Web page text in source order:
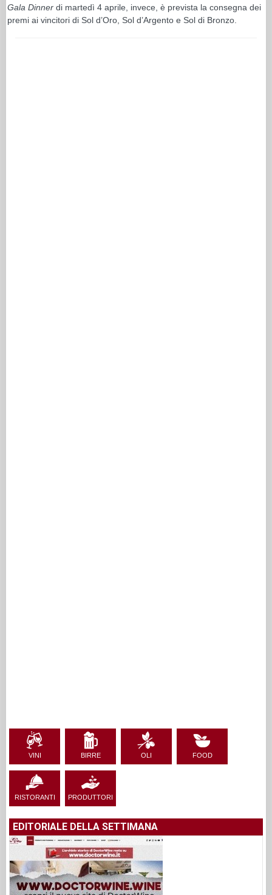
Gala Dinner di martedì 4 aprile, invece, è prevista la consegna dei
premi ai vincitori di Sol d’Oro, Sol d’Argento e Sol di Bronzo.
VINI BIRRE OLI FOOD
RISTORANTI PRODUTTORI
EDITORIALE DELLA SETTIMANA